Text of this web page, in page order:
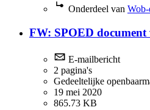
Onderdeel van
FW: SPOED document
E-mailbericht
2 pagina's
Gedeeltelijke
19 mei 2020
865.73 KB